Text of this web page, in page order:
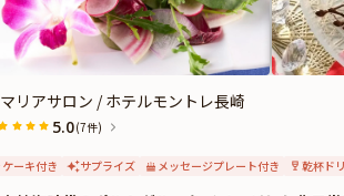
リアサロン / ホテルモントレ長崎
5.0(7件)
ケーキ付き サプライズ メッセージプレート付き 乾杯ド